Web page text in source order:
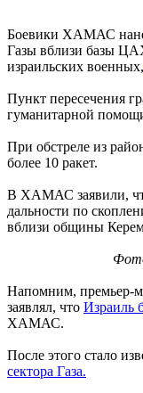
Боевики ХАМАС
Газы вблизи базы
израильских военных,
Пункт пересечения
гуманитарной помощи
При обстреле из
более 10 ракет.
В ХАМАС заявили,
дальности по
вблизи общины
Напомним, премьер-
заявлял, что Израиль
ХАМАС.
После этого стало
сектора Газа.